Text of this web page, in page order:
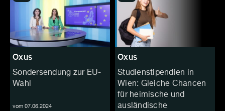
Oxus
Sondersendung zur EU-
Wahl
vom 07.06.2024
Oxus
Studienstipendien in
Wien: Gleiche Chancen
für heimische und
ausländische